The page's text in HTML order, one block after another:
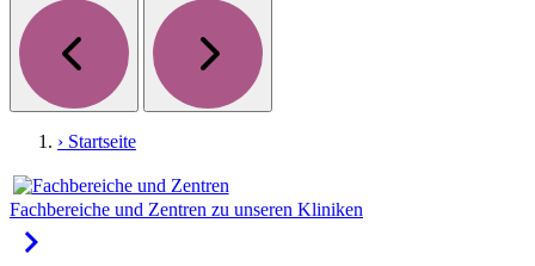
› Startseite
Fachbereiche und Zentren zu unseren Kliniken
keyboard_arrow_right